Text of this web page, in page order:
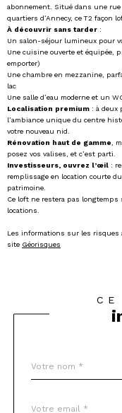
abonnement. Situé dans une
quartiers d’Annecy, ce T2 façon
À découvrir sans tarder :
Un salon-séjour lumineux pour
Une cuisine ouverte et équipée,
emporter)
Une chambre en mezzanine,
lac
Une salle d’eau moderne et un
Localisation premium : à deux
l’ambiance unique du centre
votre nouveau nid.
Rénovation haut de gamme ,
posez vos valises, et c’est parti.
Investisseurs, ouvrez l’œil :
remplissage en location courte
patrimoine.
Ce loft ne restera pas
locations.
Les informations sur les risques
site Géorisques
CE
par
*
*